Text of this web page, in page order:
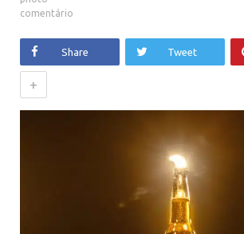
comentário
Share Tweet
+